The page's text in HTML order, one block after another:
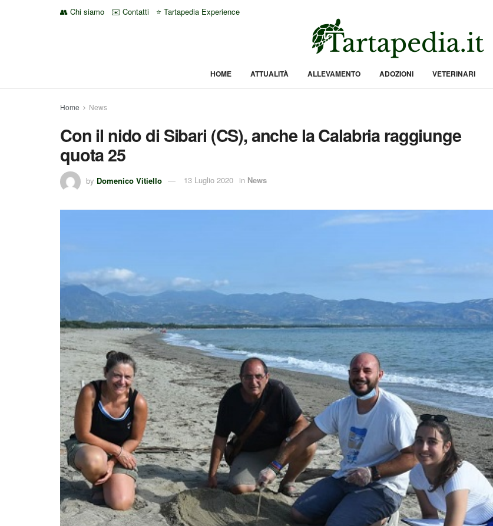
👥 Chi siamo ✉️ Contatti ⭐ Tartapedia Experience
HOME ATTUALITÀ ALLEVAMENTO ADOZIONI VETERINARI
Home News
Con il nido di Sibari (CS), anche la Calabria raggiunge
quota 25
by Domenico Vitiello 13 Luglio 2020 in News